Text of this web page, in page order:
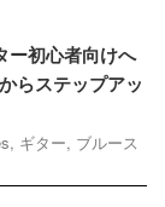
ー初心者向けへ
らステップアッ
, ギター, ブルース